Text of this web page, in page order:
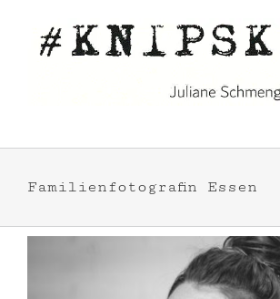
Inhalt
springen
Familienfotografin Essen